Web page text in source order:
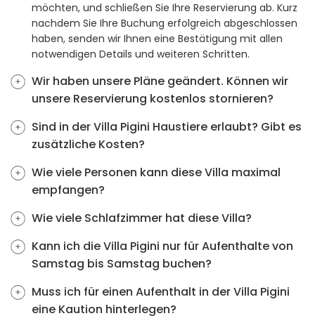
möchten, und schließen Sie Ihre Reservierung ab. Kurz
nachdem Sie Ihre Buchung erfolgreich abgeschlossen
haben, senden wir Ihnen eine Bestätigung mit allen
notwendigen Details und weiteren Schritten.
Wir haben unsere Pläne geändert. Können wir
unsere Reservierung kostenlos stornieren?
Sind in der Villa Pigini Haustiere erlaubt? Gibt es
zusätzliche Kosten?
Wie viele Personen kann diese Villa maximal
empfangen?
Wie viele Schlafzimmer hat diese Villa?
Kann ich die Villa Pigini nur für Aufenthalte von
Samstag bis Samstag buchen?
Muss ich für einen Aufenthalt in der Villa Pigini
eine Kaution hinterlegen?